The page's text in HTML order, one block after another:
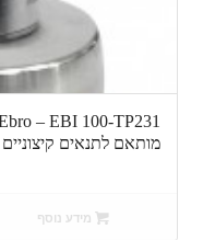
מותאם לתנאים קיצוניים
מידע נוסף